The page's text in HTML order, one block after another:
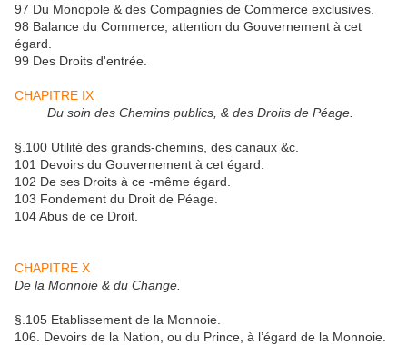
97 Du Monopole & des Compagnies de Commerce exclusives.
98 Balance du Commerce, attention du Gouvernement à cet
égard.
99 Des Droits d'entrée.
CHAPITRE IX
Du soin des Chemins publics, & des Droits de Péage.
§.100 Utilité des grands-chemins, des canaux &c.
101 Devoirs du Gouvernement à cet égard.
102 De ses Droits à ce -même égard.
103 Fondement du Droit de Péage.
104 Abus de ce Droit.
CHAPITRE X
De la Monnoie & du Change.
§.105 Etablissement de la Monnoie.
106. Devoirs de la Nation, ou du Prince, à l’égard de la Monnoie.